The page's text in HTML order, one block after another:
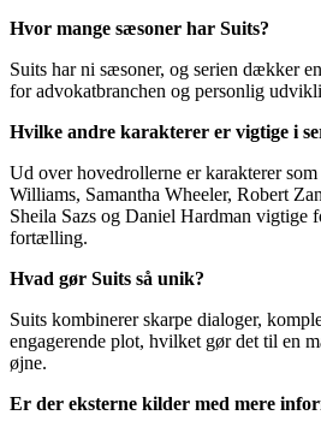
Hvor mange sæsoner har Suits?
Suits har ni sæsoner, og serien dækker
for advokatbranchen og personlig
Hvilke andre karakterer er vigtige i
Ud over hovedrollerne er karakterer
Williams, Samantha Wheeler, Robert
Sheila Sazs og Daniel Hardman vigtige
fortælling.
Hvad gør Suits så unik?
Suits kombinerer skarpe dialoger,
engagerende plot, hvilket gør det til en
øjne.
Er der eksterne kilder med mere